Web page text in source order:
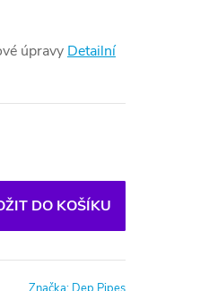
úpravy Detailní
DO KOŠÍKU